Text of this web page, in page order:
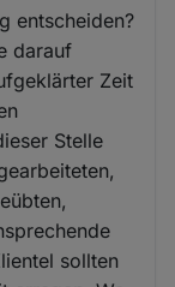
entscheiden?
darauf
Zeit
Stelle
sollten